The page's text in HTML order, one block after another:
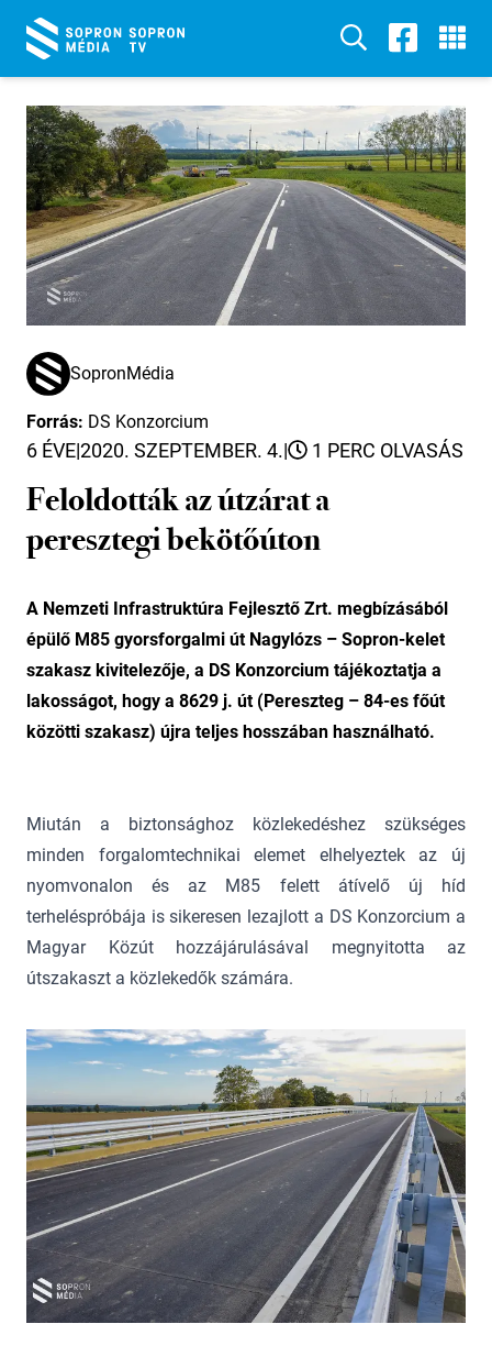
SopronMédia
Forrás: DS Konzorcium
6 ÉVE|2020. SZEPTEMBER. 4.| 1 PERC OLVASÁS
Feloldották az útzárat a
peresztegi bekötőúton
A Nemzeti Infrastruktúra Fejlesztő Zrt. megbízásából
épülő M85 gyorsforgalmi út Nagylózs – Sopron-kelet
szakasz kivitelezője, a DS Konzorcium tájékoztatja a
lakosságot, hogy a 8629 j. út (Pereszteg – 84-es főút
közötti szakasz) újra teljes hosszában használható.
Miután a biztonsághoz közlekedéshez szükséges
minden forgalomtechnikai elemet elhelyeztek az új
nyomvonalon és az M85 felett átívelő új híd
terheléspróbája is sikeresen lezajlott a DS Konzorcium a
Magyar Közút hozzájárulásával megnyitotta az
útszakaszt a közlekedők számára.